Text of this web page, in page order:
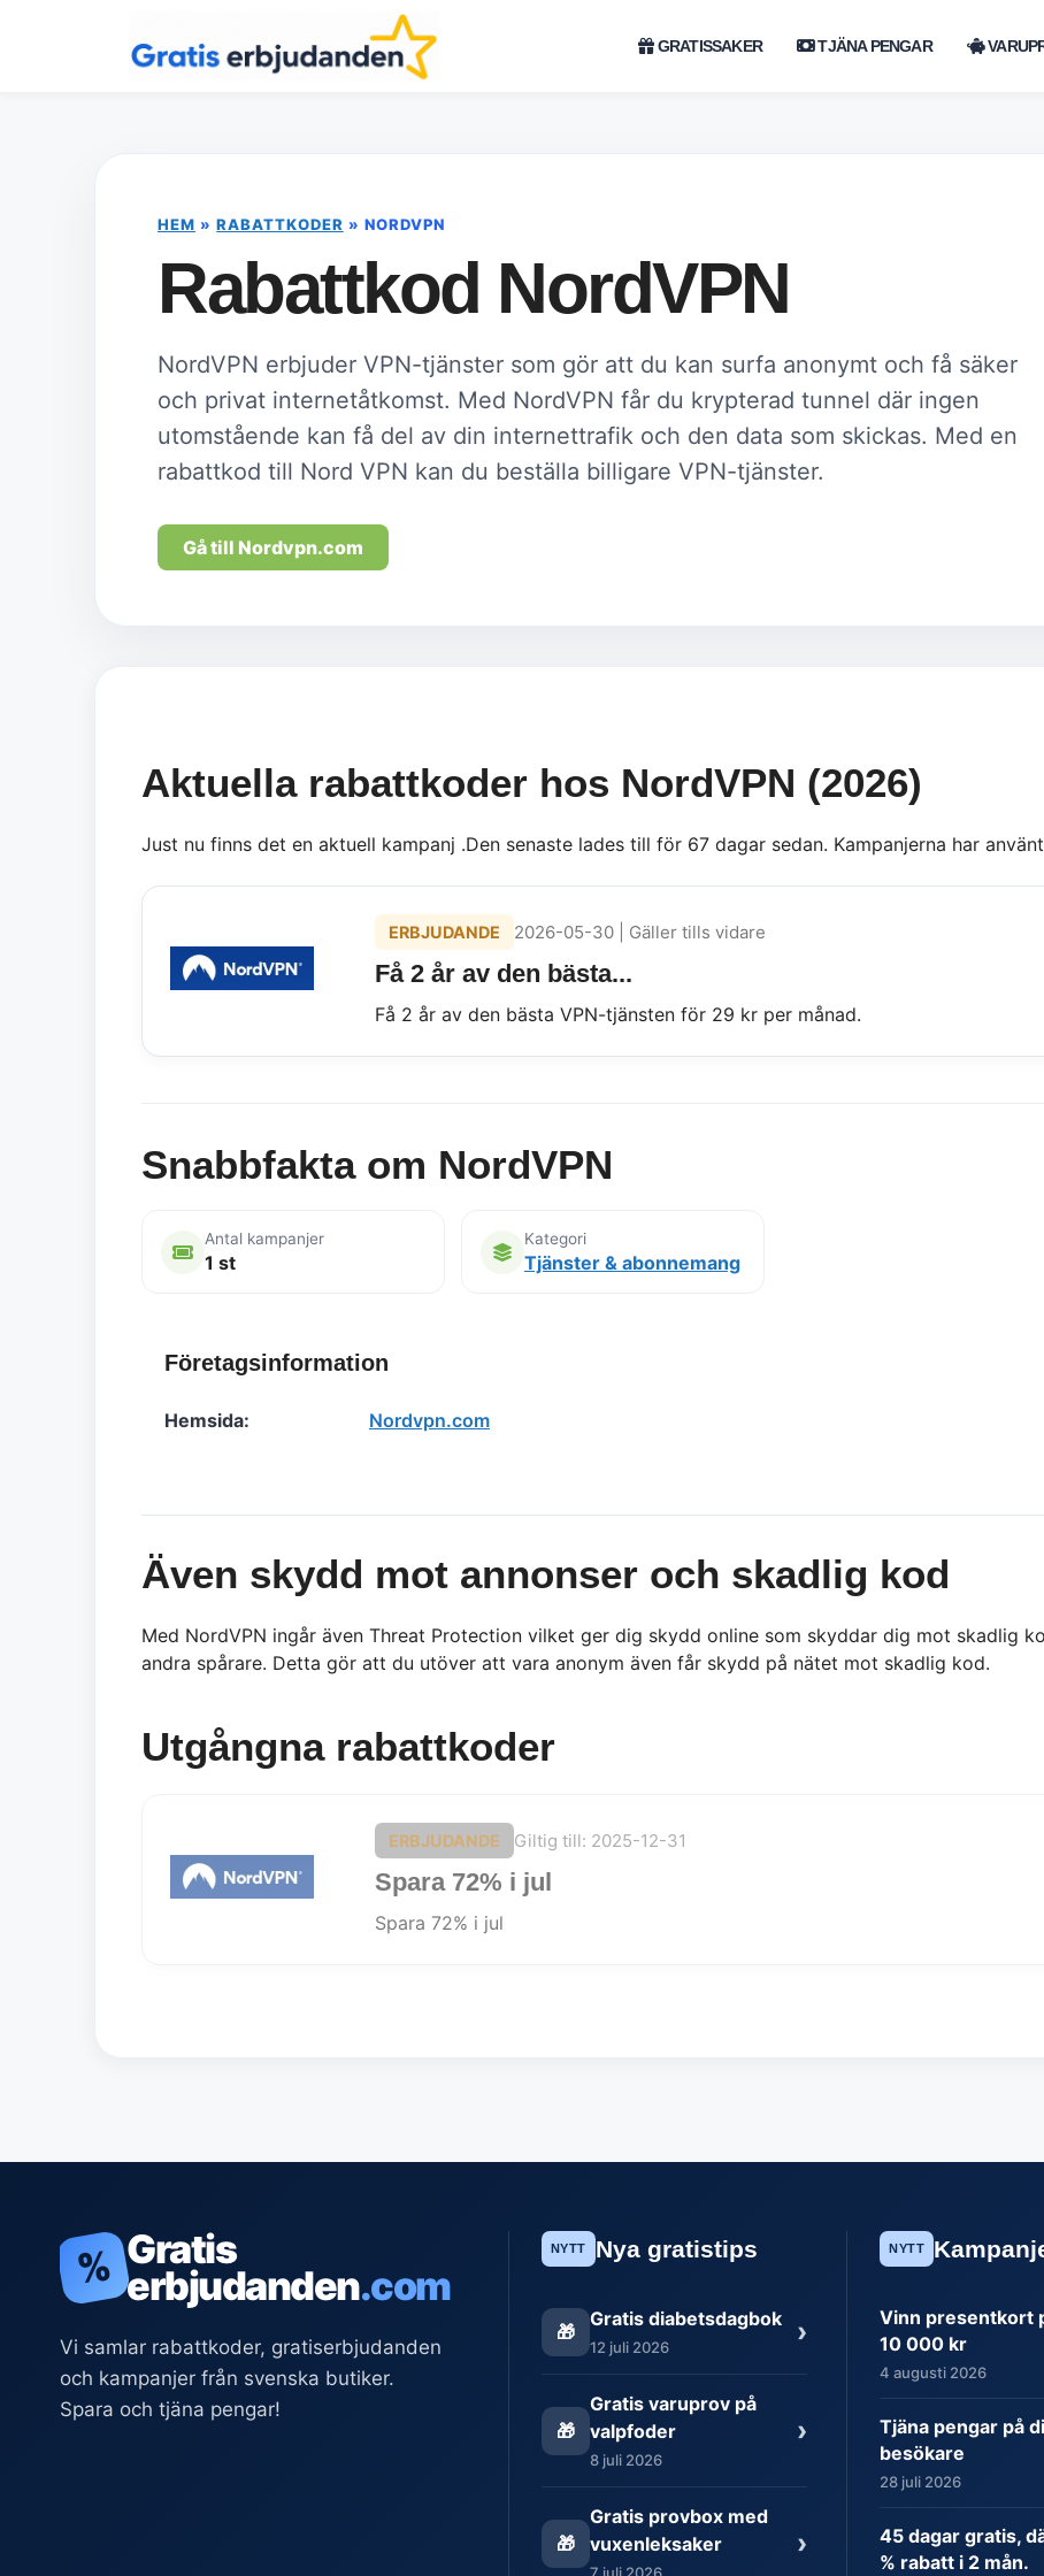
GRATISSAKER TJÄNA PENGAR
HEM »RABATTKODER » NORDVPN
Rabattkod NordVPN
NordVPN erbjuder VPN-tjänster som gör att du kan surfa anonymt och få säker
och privat internetåtkomst. Med NordVPN får du krypterad tunnel där ingen
utomstående kan få del av din internettrafik och den data som skickas. Med en
rabattkod till Nord VPN kan du beställa billigare VPN-tjänster.
Gå till Nordvpn.com
Aktuella rabattkoder hos NordVPN (2026)
Just nu finns det en aktuell kampanj .Den senaste lades till för 67 dagar sedan. Kampanjerna har
ERBJUDANDE 2026-05-30 | Gäller tills vidare
Få 2 år av den bästa...
Få 2 år av den bästa VPN-tjänsten för 29 kr per månad.
Snabbfakta om NordVPN
Antal kampanjer
1 st
Kategori
Tjänster & abonnemang
Företagsinformation
Hemsida: Nordvpn.com
Även skydd mot annonser och skadlig kod
Med NordVPN ingår även Threat Protection vilket ger dig skydd online som skyddar dig mot skadlig
andra spårare. Detta gör att du utöver att vara anonym även får skydd på nätet mot skadlig kod.
Utgångna rabattkoder
ERBJUDANDE Giltig till: 2025-12-31
Spara 72% i jul
Spara 72% i jul
% Gratis
erbjudanden.com
Vi samlar rabattkoder, gratiserbjudanden
och kampanjer från svenska butiker.
Spara och tjäna pengar!
NYTT Nya gratistips
🎁
Gratis diabetsdagbok
12 juli 2026 ›
🎁
Gratis varuprov på
valpfoder
8 juli 2026
›
🎁
Gratis provbox med
vuxenleksaker
›
NYTT
Vinn presentkort
10 000 kr
4 augusti 2026
Tjäna pengar på
besökare
28 juli 2026
45 dagar gratis,
% rabatt i 2 mån.